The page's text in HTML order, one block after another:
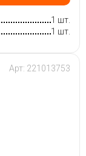
1 шт.
1 шт.
Арт: 221013753